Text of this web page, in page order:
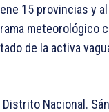
15 provincias y
meteorológico
de la activa
Nacional.